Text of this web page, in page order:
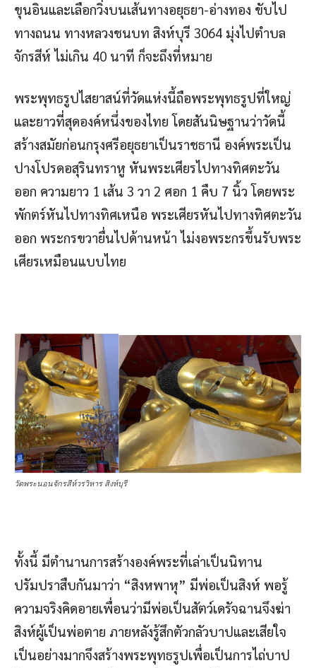
ขุนอินและเลือกวิ่งบนเส้นทางอยุธยา-อ่างทอง ขับไป
ทางถนน ทางหลวงชนบท สิงห์บุรี 3064 มุ่งไปตำบล
จักรสีห์ ไม่เกิน 40 นาที ก็จะถึงที่หมาย
พระพุทธรูปไสยาสน์ที่วัดแห่งนี้ถือพระพุทธรูปที่ใหญ่
และยาวที่สุดองค์หนึ่งของไทย โดยสันนิษฐานว่าวัดนี้
สร้างสมัยก่อนกรุงศรีอยุธยาเป็นราชธานี องค์พระเป็น
ปางโปรดอสุรินทราหู หันพระเศียรไปทางทิศตะวัน
ออก ความยาว 1 เส้น 3 วา 2 ศอก 1 คืบ 7 นิ้ว โดยพระ
พักตร์หันไปทางทิศเหนือ พระเศียรหันไปทางทิศตะวัน
ออก พระกรขวายื่นไปด้านหน้า ไม่งอพระกรขึ้นรับพระ
เศียรเหมือนแบบไทย
วัดพระนอนจักรสีห์วรวิหาร สิงห์บุรี
ทั้งนี้ มีตำนานการสร้างองค์พระที่เล่าเป็นนิทาน
ปรัมปราสืบกันมาว่า “สิงหพาหุ” มีพ่อเป็นสิงห์ พอรู้
ความจริงคิดอายเพื่อนว่ามีพ่อเป็นสัตว์เดรัจฉานจึงฆ่า
สิงห์ผู้เป็นพ่อตาย ภายหลังรู้สึกตัวกลัวบาปและเสียใจ
เป็นอย่างมากจึงสร้างพระพุทธรูปเพื่อเป็นการไถ่บาป